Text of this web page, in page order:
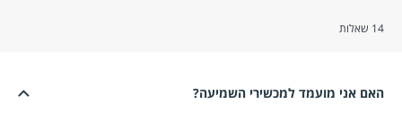
אני מועמד למכשירי השמיעה?